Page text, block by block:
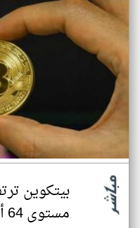
مستوى 64 ألف دولار